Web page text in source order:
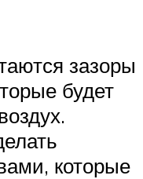
зазоры
будет
которые